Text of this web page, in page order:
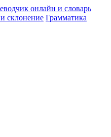
и склонение Грамматика